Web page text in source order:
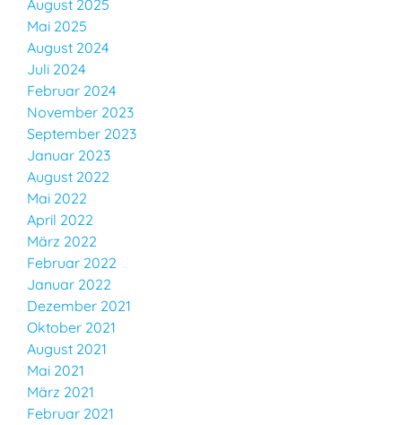
August 2025
Mai 2025
August 2024
Juli 2024
Februar 2024
November 2023
September 2023
Januar 2023
August 2022
Mai 2022
April 2022
März 2022
Februar 2022
Januar 2022
Dezember 2021
Oktober 2021
August 2021
Mai 2021
März 2021
Februar 2021